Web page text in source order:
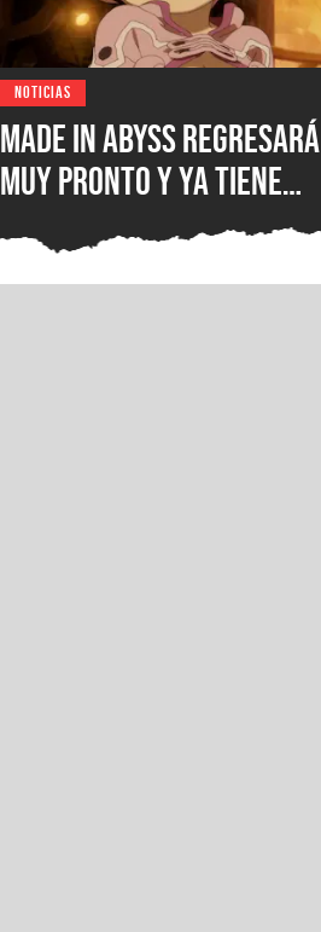
NOTICIAS
Made in Abyss regresará
muy pronto y ya tiene
ventana de estreno, la
nueva película llegará a